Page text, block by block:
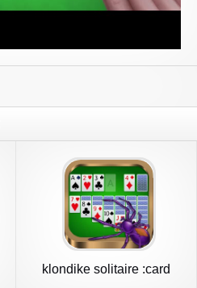
klondike solitaire :card